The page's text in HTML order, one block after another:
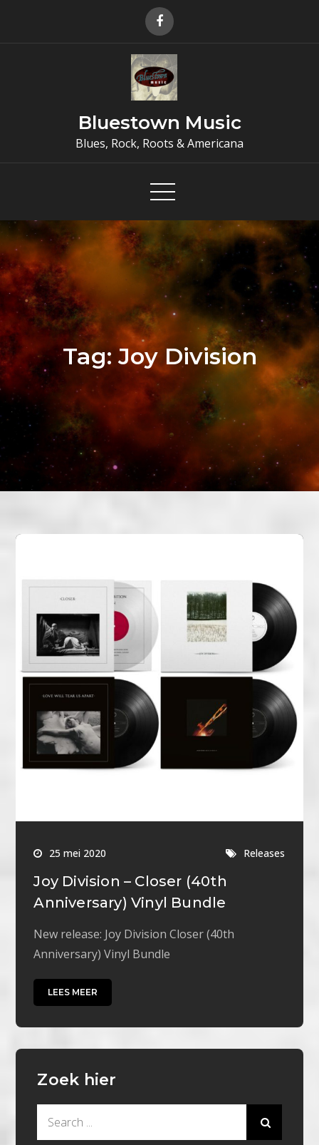
Bluestown Music
Blues, Rock, Roots & Americana
Tag:Joy Division
25 mei 2020 Releases
Joy Division – Closer (40th
Anniversary) Vinyl Bundle
New release: Joy Division Closer (40th
Anniversary) Vinyl Bundle
LEES MEER
Zoek hier